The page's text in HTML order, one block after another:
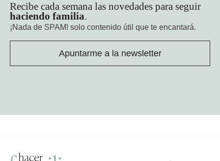
Recibe cada semana las novedades para seguir
haciendo familia.
¡Nada de SPAM! solo contenido útil que te encantará.
Apuntarme a la newsletter